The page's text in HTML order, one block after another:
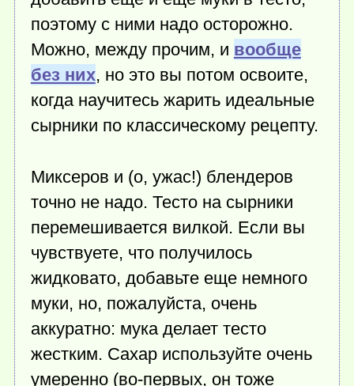
поэтому с ними надо осторожно.
Можно, между прочим, и вообще
без них, но это вы потом освоите,
когда научитесь жарить идеальные
сырники по классическому рецепту.
Миксеров и (о, ужас!) блендеров
точно не надо. Тесто на сырники
перемешивается вилкой. Если вы
чувствуете, что получилось
жидковато, добавьте еще немного
муки, но, пожалуйста, очень
аккуратно: мука делает тесто
жестким. Сахар используйте очень
умеренно (во-первых, он тоже